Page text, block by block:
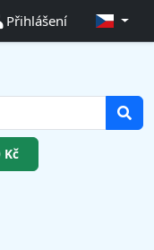
Přihlášení
Kč